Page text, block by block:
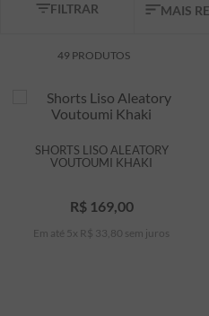
MAIS
FILTRAR
49 PRODUTOS
SHORTS LISO ALEATORY
VOUTOUMI KHAKI
R$ 169, 00
Em até 5 x R$ 33 80 sem juros